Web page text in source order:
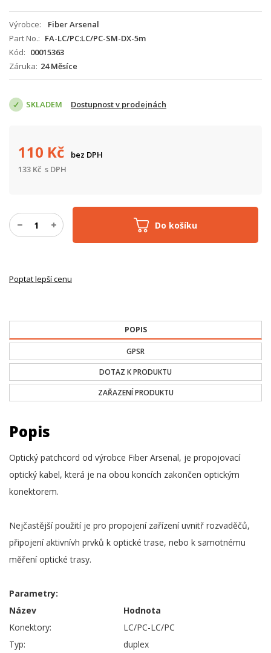
Výrobce
Fiber Arsenal
Part No.
FA-LC/PC:LC/PC-SM-DX-5m
Kód
00015363
Záruka 24 Měsíce
SKLADEM Dostupnost v prodejnách
Do košíku
110 Kč
bez DPH
133 Kč s DPH
Poptat lepší cenu
POPIS
GPSR
DOTAZ K PRODUKTU
ZAŘAZENÍ PRODUKTU
Popis
Optický patchcord od výrobce Fiber Arsenal, je propojovací
optický kabel, která je na obou koncích zakončen optickým
konektorem.
Nejčastější použití je pro propojení zařízení uvnitř rozvaděčů,
připojení aktivnívh prvků k optické trase, nebo k samotnému
měření optické trasy.
Parametry:
Název
Hodnota
Konektory:
LC/PC-LC/PC
Typ:
duplex